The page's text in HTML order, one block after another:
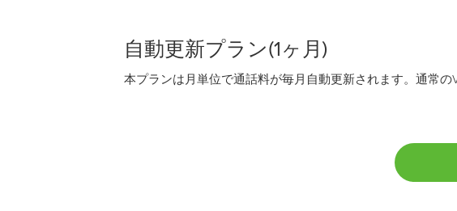
自動更新プラン(1ヶ月)
本プランは月単位で通話料が毎月自動更新されます。通常